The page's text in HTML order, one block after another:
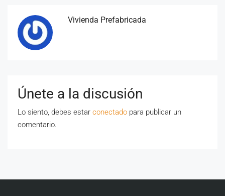
Vivienda Prefabricada
Únete a la discusión
Lo siento, debes estar conectado para publicar un
comentario.